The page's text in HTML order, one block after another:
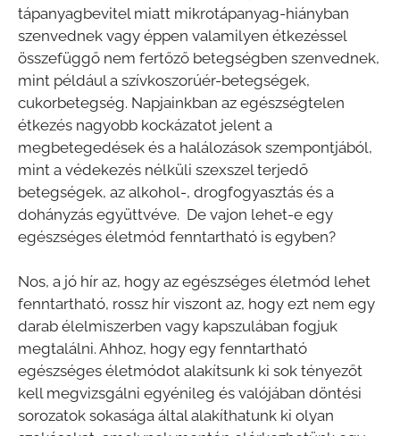
tápanyagbevitel miatt mikrotápanyag-hiányban
szenvednek vagy éppen valamilyen étkezéssel
összefüggő nem fertőző betegségben szenvednek,
mint például a szívkoszorúér-betegségek,
cukorbetegség. Napjainkban az egészségtelen
étkezés nagyobb kockázatot jelent a
megbetegedések és a halálozások szempontjából,
mint a védekezés nélküli szexszel terjedő
betegségek, az alkohol-, drogfogyasztás és a
dohányzás együttvéve. De vajon lehet-e egy
egészséges életmód fenntartható is egyben?
Nos, a jó hír az, hogy az egészséges életmód lehet
fenntartható, rossz hír viszont az, hogy ezt nem egy
darab élelmiszerben vagy kapszulában fogjuk
megtalálni. Ahhoz, hogy egy fenntartható
egészséges életmódot alakítsunk ki sok tényezőt
kell megvizsgálni egyénileg és valójában döntési
sorozatok sokasága által alakíthatunk ki olyan